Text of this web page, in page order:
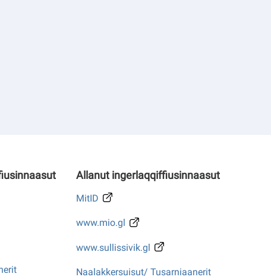
Allanut ingerlaqqiffiusinnaasut
MitID
www.mio.gl
www.sullissivik.gl
Naalakkersuisut/ Tusarniaanerit